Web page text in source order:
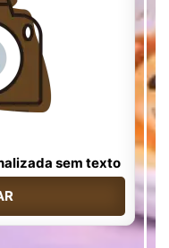
sem texto